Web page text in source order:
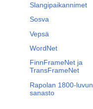
Slangipaikannimet
Sosva
Vepsä
WordNet
FinnFrameNet ja
TransFrameNet
Rapolan 1800-luvun
sanasto